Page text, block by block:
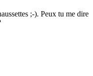
;-). Peux tu me dire